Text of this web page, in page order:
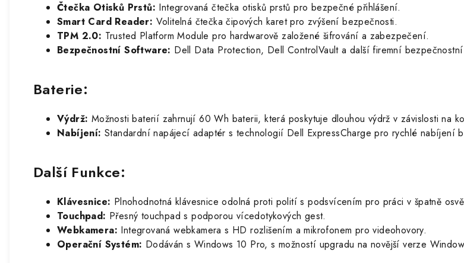
Čtečka Otisků Prstů: Integrovaná čtečka otisků prstů pro bezpečné přihlášení.
Smart Card Reader: Volitelná čtečka čipových karet pro zvýšení bezpečnosti.
TPM 2.0: Trusted Platform Module pro hardwarově založené šifrování a zabezpečení.
Bezpečnostní Software: Dell Data Protection, Dell ControlVault a další firemní
Baterie:
Výdrž: Možnosti baterií zahrnují 60 Wh baterii, která poskytuje dlouhou výdrž v závislosti na
Nabíjení: Standardní napájecí adaptér s technologií Dell ExpressCharge pro rychlé nabíjení
Další Funkce:
Klávesnice: Plnohodnotná klávesnice odolná proti polití s podsvícením pro práci v špatně
Touchpad: Přesný touchpad s podporou vícedotykových gest.
Webkamera: Integrovaná webkamera s HD rozlišením a mikrofonem pro videohovory.
Operační Systém: Dodáván s Windows 10 Pro, s možností upgradu na novější verze